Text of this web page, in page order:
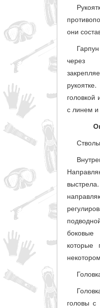
совпадение
Категории
Производитель
_JSHOP_SEARCH_COINS
от
до
грн
они
через
с линем и
которые
головы